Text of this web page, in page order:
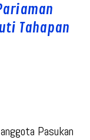
Tahapan
Pasukan